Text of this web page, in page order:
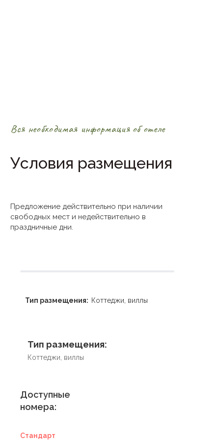
Вся необходимая информация об отеле
Условия размещения
Предложение действительно при наличии
свободных мест и недействительно в
праздничные дни.
Тип размещения: Коттеджи, виллы
Тип размещения:
Коттеджи, виллы
Доступные
номера:
Стандарт